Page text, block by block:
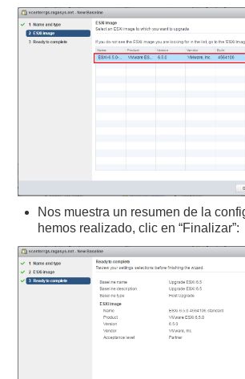
Nos muestra un resumen de la
hemos realizado, clic en “Finalizar”: